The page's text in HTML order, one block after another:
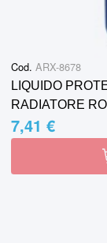
Cod. ARX-8678
LIQUIDO
RADIATORE
7,41 €